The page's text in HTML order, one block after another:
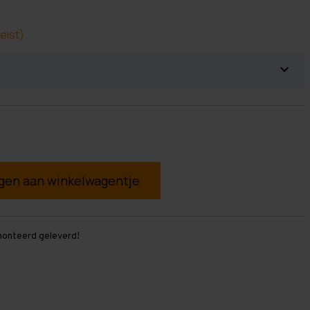
geleverd!